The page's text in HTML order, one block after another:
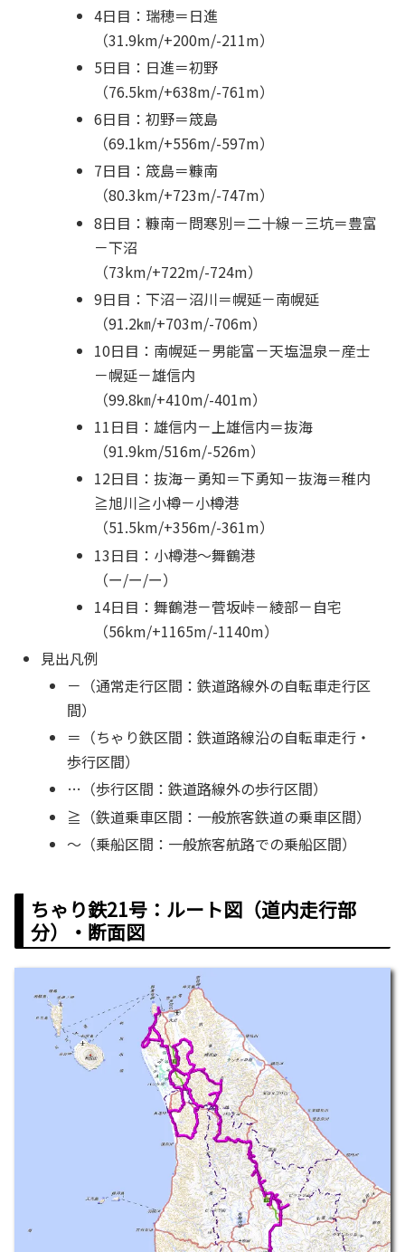
4日目：瑞穂＝日進
（31.9km/+200m/-211m）
5日目：日進＝初野
（76.5km/+638m/-761m）
6日目：初野＝筬島
（69.1km/+556m/-597m）
7日目：筬島＝糠南
（80.3km/+723m/-747m）
8日目：糠南－問寒別＝二十線－三坑＝豊富
－下沼
（73km/+722m/-724m）
9日目：下沼－沼川＝幌延－南幌延
（91.2㎞/+703m/-706m）
10日目：南幌延－男能富－天塩温泉－産士
－幌延－雄信内
（99.8㎞/+410m/-401m）
11日目：雄信内－上雄信内＝抜海
（91.9km/516m/-526m）
12日目：抜海－勇知＝下勇知－抜海＝稚内
≧旭川≧小樽－小樽港
（51.5km/+356m/-361m）
13日目：小樽港～舞鶴港
（ー/ー/ー）
14日目：舞鶴港－菅坂峠－綾部－自宅
（56km/+1165m/-1140m）
見出凡例
－（通常走行区間：鉄道路線外の自転車走行区
間）
＝（ちゃり鉄区間：鉄道路線沿の自転車走行・
歩行区間）
…（歩行区間：鉄道路線外の歩行区間）
≧（鉄道乗車区間：一般旅客鉄道の乗車区間）
～（乗船区間：一般旅客航路での乗船区間）
ちゃり鉄21号：ルート図（道内走行部
分）・断面図